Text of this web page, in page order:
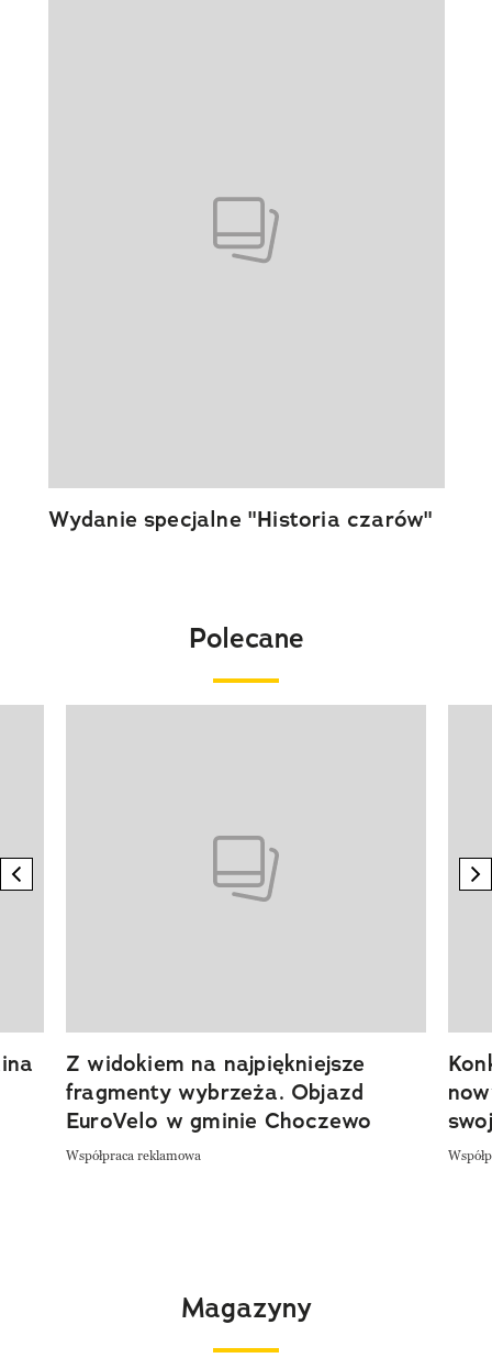
Wydanie specjalne "Historia czarów"
Polecane
previous element
Z widokiem na najpiękniejsze
fragmenty wybrzeża. Objazd
EuroVelo w gminie Choczewo
Współpraca reklamowa
Magazyny